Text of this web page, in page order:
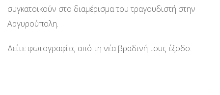
συγκατοικούν στο διαμέρισμα του τραγουδιστή στην
Αργυρούπολη.
Δείτε φωτογραφίες από τη νέα βραδινή τους έξοδο.